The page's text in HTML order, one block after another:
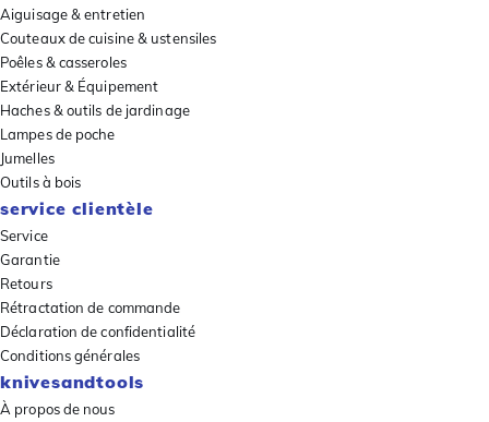
Aiguisage & entretien
Couteaux de cuisine & ustensiles
Poêles & casseroles
Extérieur & Équipement
Haches & outils de jardinage
Lampes de poche
Jumelles
Outils à bois
service clientèle
Service
Garantie
Retours
Rétractation de commande
Déclaration de confidentialité
Conditions générales
knivesandtools
À propos de nous